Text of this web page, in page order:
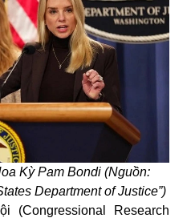
Kỳ Pam Bondi (Nguồn:
Department of Justice”)
(Congressional Research